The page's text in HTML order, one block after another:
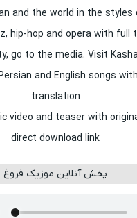
and the world in the styles
hip-hop and opera with full
go to the media. Visit
and English songs
translation
video and teaser with
direct download link
پخش آنلاین موزیک فروغ